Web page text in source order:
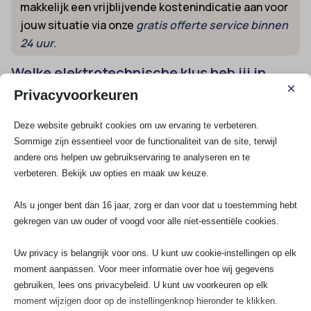
makkelijk een vrijblijvende kostenindicatie aan voor
jouw situatie via onze gratis offerte service binnen
24 uur.
Welke elektrotechnische klus heb jij in
Hoogblokland?
een storing direct wilt laten verhelpen: controle van
installatie, vervangen van een meterkast of het
aanleggen van extra groepen is bij ons in veilige
handen. Heb je bijvoorbeeld snel een stopcontact
betekent om een inductiekookplaat professioneel te
laten aansluiten? Ontdek direct meer over de
in de buurt .
Meer weten over onze aanpak, diensten of tarieven?
Bel, WhatsApp of mail gerust voor direct contact met
Privacyvoorkeuren ×
Deze website gebruikt cookies om uw ervaring te verbeteren.
Sommige zijn essentieel voor de functionaliteit van de site, terwijl
andere ons helpen uw gebruikservaring te analyseren en te
verbeteren. Bekijk uw opties en maak uw keuze.
Als u jonger bent dan 16 jaar, zorg er dan voor dat u toestemming hebt
gekregen van uw ouder of voogd voor alle niet-essentiële cookies.
Uw privacy is belangrijk voor ons. U kunt uw cookie-instellingen op elk
moment aanpassen. Voor meer informatie over hoe wij gegevens
gebruiken, lees ons privacybeleid. U kunt uw voorkeuren op elk
moment wijzigen door op de instellingenknop hieronder te klikken.